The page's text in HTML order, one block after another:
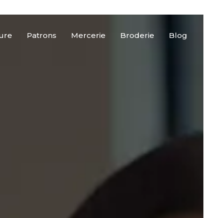
Patrons Mercerie Broderie Blog